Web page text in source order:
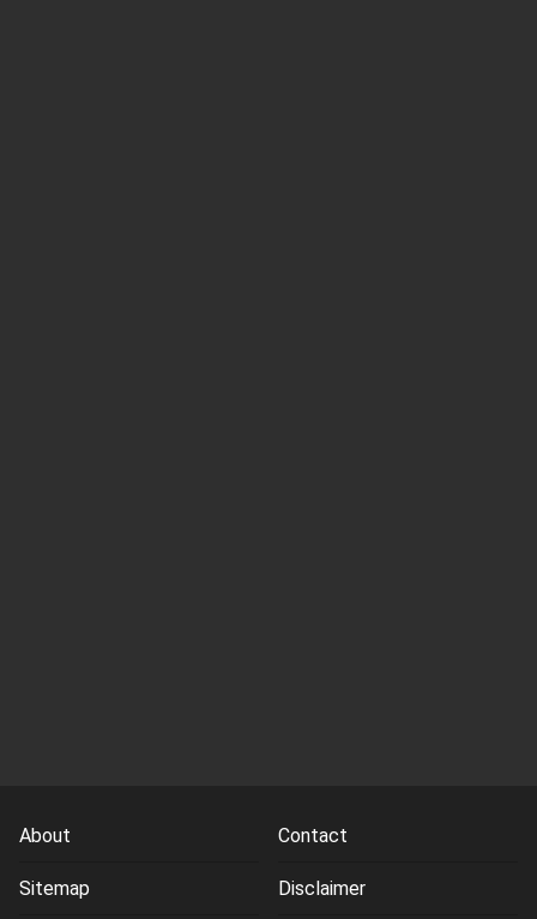
About Contact
Sitemap Disclaimer